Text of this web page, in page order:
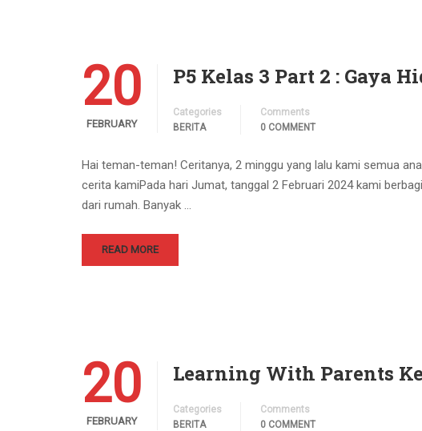
20
FEBRUARY
P5 Kelas 3 Part 2 : Gaya
Categories
BERITA
Comments
0 COMMENT
Hai teman-teman! Ceritanya, 2 minggu yang lalu kami semua
cerita kamiPada hari Jumat, tanggal 2 Februari 2024 kami
dari rumah. Banyak …
READ MORE
20
FEBRUARY
Learning With Parents
Categories
BERITA
Comments
0 COMMENT